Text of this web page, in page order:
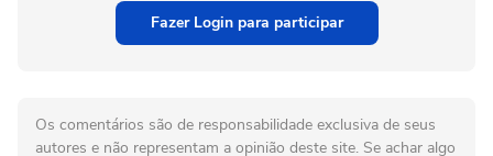
Fazer Login para participar
Os comentários são de responsabilidade exclusiva de seus
autores e não representam a opinião deste site. Se achar algo